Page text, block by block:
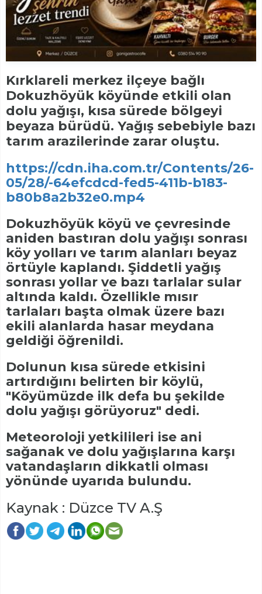
Kırklareli merkez ilçeye bağlı
Dokuzhöyük köyünde etkili olan
dolu yağışı, kısa sürede bölgeyi
beyaza bürüdü. Yağış sebebiyle bazı
tarım arazilerinde zarar oluştu.
https://cdn.iha.com.tr/Contents/26-
05/28/-64efcdcd-fed5-411b-b183-
b80b8a2b32e0.mp4
Dokuzhöyük köyü ve çevresinde
aniden bastıran dolu yağışı sonrası
köy yolları ve tarım alanları beyaz
örtüyle kaplandı. Şiddetli yağış
sonrası yollar ve bazı tarlalar sular
altında kaldı. Özellikle mısır
tarlaları başta olmak üzere bazı
ekili alanlarda hasar meydana
geldiği öğrenildi.
Dolunun kısa sürede etkisini
artırdığını belirten bir köylü,
"Köyümüzde ilk defa bu şekilde
dolu yağışı görüyoruz" dedi.
Meteoroloji yetkilileri ise ani
sağanak ve dolu yağışlarına karşı
vatandaşların dikkatli olması
yönünde uyarıda bulundu.
Kaynak : Düzce TV A.Ş